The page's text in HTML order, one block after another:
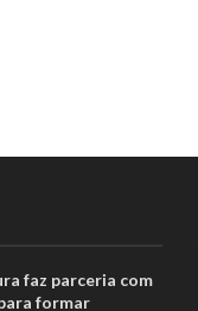
faz parceria com
formar